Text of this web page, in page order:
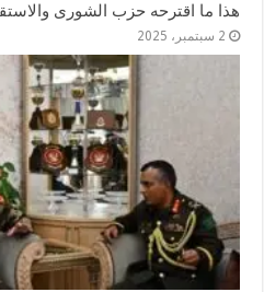
هذا ما اقترحه حزب الشورى
2 سبتمبر، 2025